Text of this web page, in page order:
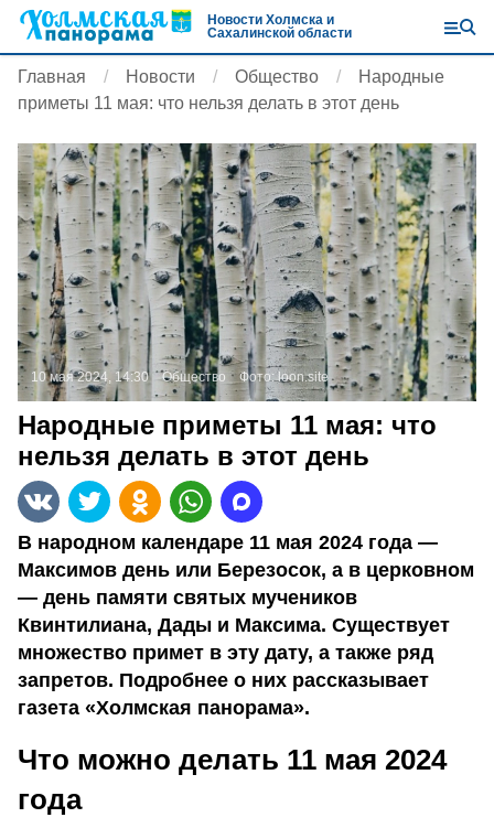
Новости Холмска и
Сахалинской области
Главная Новости Общество
Народные
приметы 11 мая: что нельзя делать в этот день
10 мая 2024, 14:30 Общество Фото:loon.site
Народные приметы 11 мая: что
нельзя делать в этот день
В народном календаре 11 мая 2024 года —
Максимов день или Березосок, а в церковном
— день памяти святых мучеников
Квинтилиана, Дады и Максима. Существует
множество примет в эту дату, а также ряд
запретов. Подробнее о них рассказывает
газета «Холмская панорама».
Что можно делать 11 мая 2024
года